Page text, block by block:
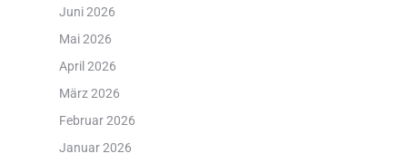
Juni 2026
Mai 2026
April 2026
März 2026
Februar 2026
Januar 2026